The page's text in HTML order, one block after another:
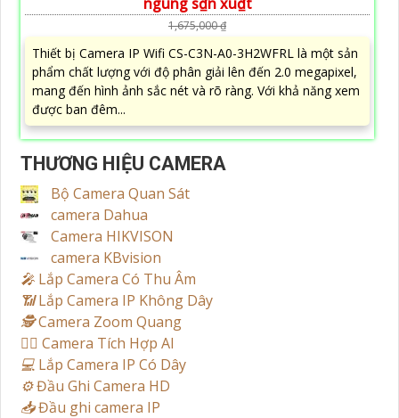
1,675,000 ₫
Thiết bị Camera IP Wifi CS-C3N-A0-3H2WFRL là một sản
phẩm chất lượng với độ phân giải lên đến 2.0 megapixel,
mang đến hình ảnh sắc nét và rõ ràng. Với khả năng xem
được ban đêm...
THƯƠNG HIỆU CAMERA
Bộ Camera Quan Sát
camera Dahua
Camera HIKVISON
camera KBvision
️🎤️ Lắp Camera Có Thu Âm
📶Lắp Camera IP Không Dây
🕵️Camera Zoom Quang
🧛‍♀️ Camera Tích Hợp AI
💻 Lắp Camera IP Có Dây
⚙️Đầu Ghi Camera HD
📥Đầu ghi camera IP